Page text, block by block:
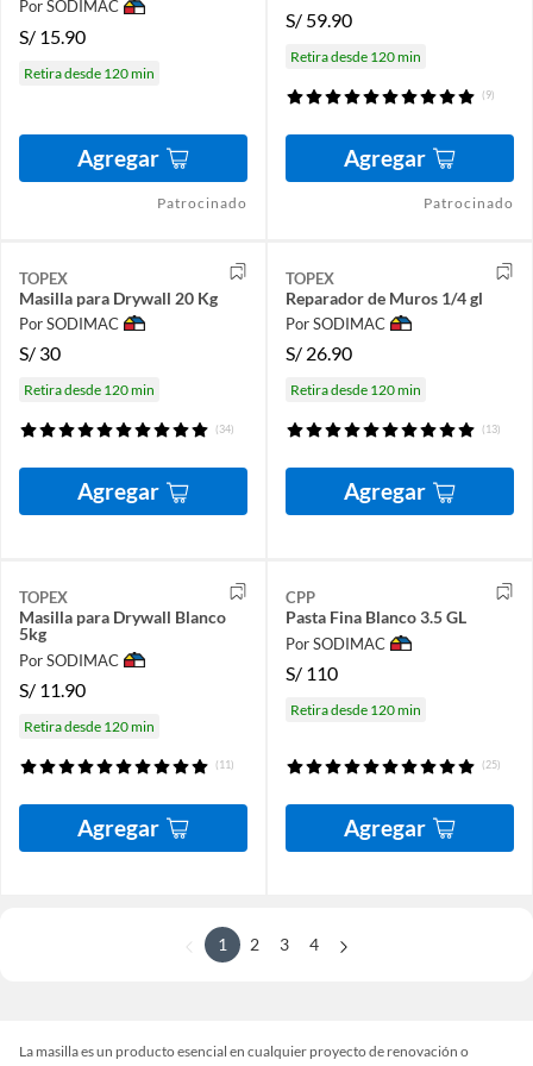
Por SODIMAC
S/ 15.90
Retira desde 120 min
Agregar
Patrocinado
S/ 59.90
Retira desde 120 min
(9)
Agregar
Patrocinado
TOPEX
Masilla para Drywall 20 Kg
Por SODIMAC
S/ 30
Retira desde 120 min
(34)
Agregar
TOPEX
Reparador de Muros 1/4 gl
Por SODIMAC
S/ 26.90
Retira desde 120 min
(13)
Agregar
TOPEX
Masilla para Drywall Blanco
5kg
Por SODIMAC
S/ 11.90
Retira desde 120 min
(11)
Agregar
CPP
Pasta Fina Blanco 3.5 GL
Por SODIMAC
S/ 110
Retira desde 120 min
(25)
Agregar
1 2 3 4
La masilla es un producto esencial en cualquier proyecto de renovación o